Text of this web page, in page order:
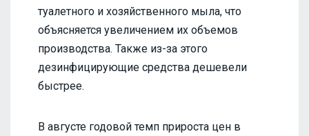
туалетного и хозяйственного мыла, что
объясняется увеличением их объемов
производства. Также из-за этого
дезинфицирующие средства дешевели
быстрее.
В августе годовой темп прироста цен в